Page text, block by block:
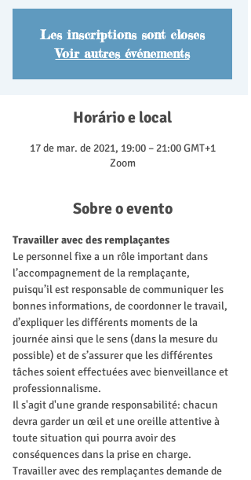
Les inscriptions sont closes
Voir autres événements
Horário e local
17 de mar. de 2021, 19:00 – 21:00 GMT+1
Zoom
Sobre o evento
Travailler avec des remplaçantes
Le personnel fixe a un rôle important dans
l’accompagnement de la remplaçante,
puisqu’il est responsable de communiquer les
bonnes informations, de coordonner le travail,
d’expliquer les différents moments de la
journée ainsi que le sens (dans la mesure du
possible) et de s’assurer que les différentes
tâches soient effectuées avec bienveillance et
professionnalisme.
Il s'agit d'une grande responsabilité: chacun
devra garder un œil et une oreille attentive à
toute situation qui pourra avoir des
conséquences dans la prise en charge.
Travailler avec des remplaçantes demande de